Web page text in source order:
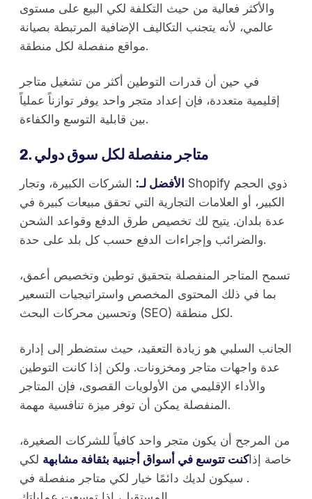
والأكثر فعالية من حيث التكلفة لكي البيع على مستوى
عالمي، لأنه يتجنب التكاليف الإضافية المرتبطة بصيانة
مواقع منفصلة لكل منطقة.
في حين أن قدرات التوطين أكثر من تشغيل متاجر
إقليمية متعددة، فإن إعداد متجر واحد يوفر توازناً عملياً
بين قابلية التوسع والكفاءة.
2. متاجر منفصلة لكل سوق دولي
الأفضل لـ: الشركات الكبيرة، وتجار Shopify ذوي الحجم
الكبير، أو العلامات التجارية التي تحقق مبيعات كبيرة في
عدة بلدان. يتيح لك تخصيص طرق الدفع وقواعد الشحن
والضرائب وإجراءات الدفع حسب كل بلد على حدة.
تسمح المتاجر المنفصلة بتحقيق توطين وتخصيص أعمق،
بما في ذلك المحتوى المخصص واستراتيجيات التسعير
وتحسين محركات البحث (SEO) لكل منطقة.
الجانب السلبي هو زيادة التعقيد، حيث ستضطر إلى إدارة
عدة واجهات متاجر ومخزونات. ولكن إذا كانت التوطين
والأداء الإقليمي من الأولويات القصوى، فإن المتاجر
المنفصلة يمكن أن توفر ميزة تنافسية مهمة.
من المرجح أن يكون متجر واحد كافياً للشركات الصغيرة،
خاصة إذاكنت تتوسع في أسواق أجنبية بثقافة مشابهة لكي
. سيكون لديك دائمًا خيار لكي متاجر منفصلة في